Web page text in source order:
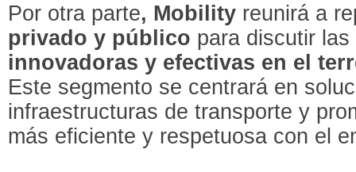
Por otra parte, Mobility reunirá a
privado y público para discutir
innovadoras y efectivas en el
Este segmento se centrará en
infraestructuras de transporte y
más eficiente y respetuosa con el